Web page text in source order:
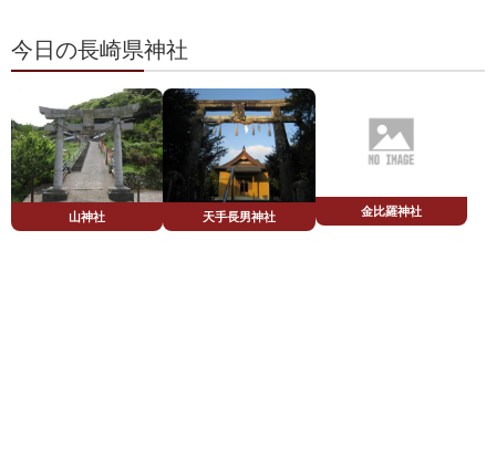
今日の長崎県神社
山神社 天手長男神社 金比羅神社